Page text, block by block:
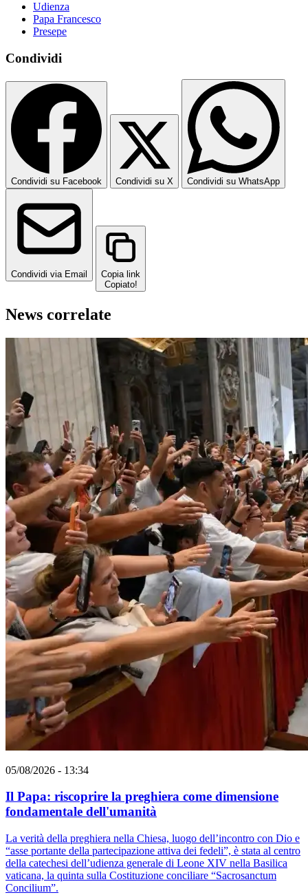
Udienza
Papa Francesco
Presepe
Condividi
Condividi su Facebook Condividi su X Condividi su WhatsApp
Condividi via Email
Copia link
Copiato!
News correlate
05/08/2026 - 13:34
Il Papa: riscoprire la preghiera come dimensione
fondamentale dell'umanità
La verità della preghiera nella Chiesa, luogo dell’incontro con Dio e
“asse portante della partecipazione attiva dei fedeli”, è stata al centro
della catechesi dell’udienza generale di Leone XIV nella Basilica
vaticana, la quinta sulla Costituzione conciliare “Sacrosanctum
Concilium”.